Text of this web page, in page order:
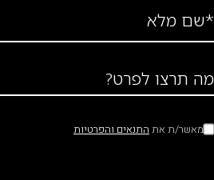
*שם מלא
מה תרצו לפרט?
מאשר/ת את התנאים והפרטיות